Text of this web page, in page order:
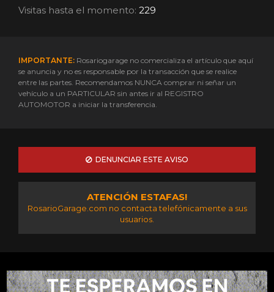
Visitas hasta el momento: 229
IMPORTANTE: Rosariogarage no comercializa el artículo que aquí
se anuncia y no es responsable por la transacción que se realice
entre las partes. Recomendamos NUNCA comprar ni señar un
vehículo a un PARTICULAR sin antes ir al REGISTRO
AUTOMOTOR a iniciar la transferencia.
DENUNCIAR ESTE AVISO
ATENCIÓN ESTAFAS!
RosarioGarage.com no contacta telefónicamente a sus
usuarios.